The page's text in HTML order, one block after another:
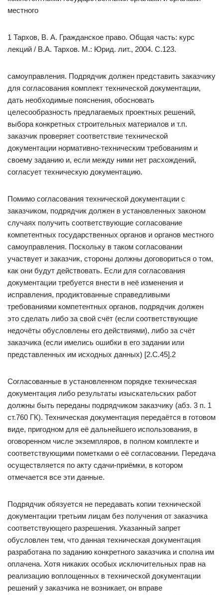
местного
1 Тархов, В. А. Гражданское право. Общая часть: курс
лекций / В.А. Тархов. М.: Юрид. лит., 2004. С.123.
самоуправления. Подрядчик должен представить заказчику
для согласования комплект технической документации,
дать необходимые пояснения, обосновать
целесообразность предлагаемых проектных решений,
выбора конкретных строительных материалов и т.п.
заказчик проверяет соответствие технической
документации нормативно-техническим требованиям и
своему заданию и, если между ними нет расхождений,
согласует техническую документацию.
Помимо согласования технической документации с
заказчиком, подрядчик должен в установленных законом
случаях получить соответствующие согласование
компетентных государственных органов и органов местного
самоуправления. Поскольку в таком согласовании
участвует и заказчик, стороны должны договориться о том,
как они будут действовать. Если для согласования
документации требуется внести в неё изменения и
исправления, продиктованные справедливыми
требованиями компетентных органов, подрядчик должен
это сделать либо за свой счёт (если соответствующие
недочёты обусловлены его действиями), либо за счёт
заказчика (если имелись ошибки в его задании или
представленных им исходных данных) [2.С.45].2
Согласованные в установленном порядке техническая
документация либо результаты изыскательских работ
должны быть переданы подрядчиком заказчику (абз. 3 п. 1
ст.760 ГК). Техническая документация передаётся в готовом
виде, пригодном для её дальнейшего использования, в
оговоренном числе экземпляров, в полном комплекте и
соответствующими пометками о её согласовании. Передача
осуществляется по акту сдачи-приёмки, в котором
отмечается все эти данные.
Подрядчик обязуется не передавать копии технической
документации третьим лицам без получения от заказчика
соответствующего разрешения. Указанный запрет
обусловлен тем, что данная техническая документация
разработана по заданию конкретного заказчика и сполна им
оплачена. Хотя никаких особых исключительных прав на
реализацию воплощенных в технической документации
решений у заказчика не возникает, он вправе